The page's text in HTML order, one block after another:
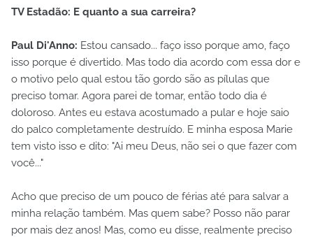
TV Estadão: E quanto a sua carreira?
Paul Di'Anno: Estou cansado... faço isso porque amo, faço
isso porque é divertido. Mas todo dia acordo com essa dor e
o motivo pelo qual estou tão gordo são as pílulas que
preciso tomar. Agora parei de tomar, então todo dia é
doloroso. Antes eu estava acostumado a pular e hoje saio
do palco completamente destruído. E minha esposa Marie
tem visto isso e dito: "Ai meu Deus, não sei o que fazer com
você..."
Acho que preciso de um pouco de férias até para salvar a
minha relação também. Mas quem sabe? Posso não parar
por mais dez anos! Mas, como eu disse, realmente preciso